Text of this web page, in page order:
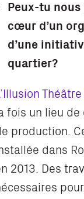
Peux-tu
cœur d’un
d’une
quartier?
fois un lieu
production.
dans
2013. Des